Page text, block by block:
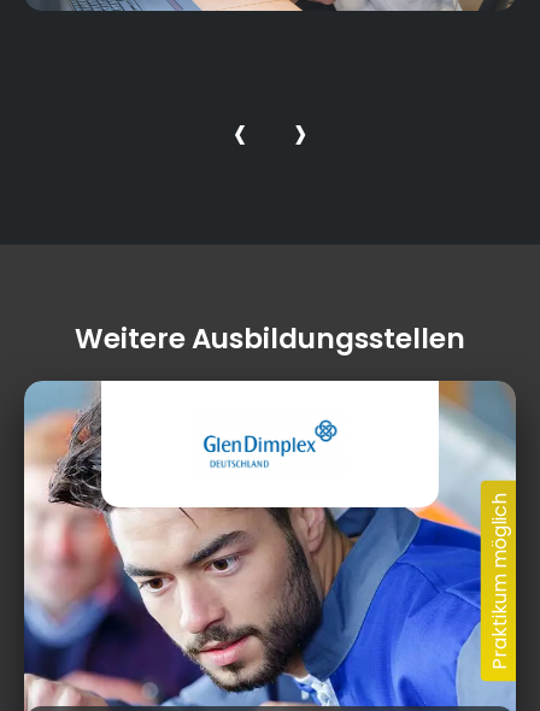
‹ ›
Weitere Ausbildungsstellen